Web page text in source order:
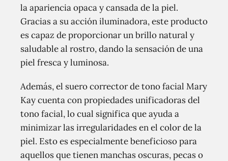
la apariencia opaca y cansada de la piel.
Gracias a su acción iluminadora, este producto
es capaz de proporcionar un brillo natural y
saludable al rostro, dando la sensación de una
piel fresca y luminosa.
Además, el suero corrector de tono facial Mary
Kay cuenta con propiedades unificadoras del
tono facial, lo cual significa que ayuda a
minimizar las irregularidades en el color de la
piel. Esto es especialmente beneficioso para
aquellos que tienen manchas oscuras, pecas o